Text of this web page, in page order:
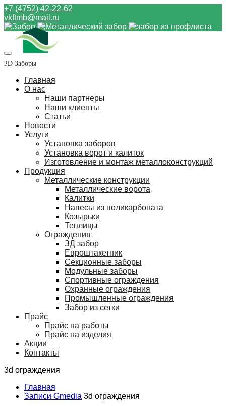
+7 (4752) 42-22-62
vkftmb@mail.ru
3D Заборы
Главная
О нас
Наши партнеры
Наши клиенты
Статьи
Новости
Услуги
Установка заборов
Установка ворот и калиток
Изготовление и монтаж металлоконструкций
Продукция
Металлические конструкции
Металлические ворота
Калитки
Навесы из поликарбоната
Козырьки
Теплицы
Ограждения
ЗД забор
Евроштакетник
Секционные заборы
Модульные заборы
Спортивные ограждения
Охранные ограждения
Промышленные ограждения
Забор из сетки
Прайс
Прайс на работы
Прайс на изделия
Акции
Контакты
3d ограждения
Главная
Записи Gmedia 3d ограждения